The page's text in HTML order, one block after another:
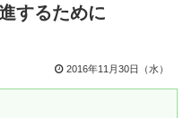
するために
2016年11月30日（水）